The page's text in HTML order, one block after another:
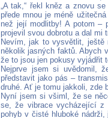
„A tak,“ řekl kněz a znovu
přede mnou je méně
než její modlitby! A potom –
projevil svou dobrotu a dal mi
Nevím, jak to vysvětlit,
několik jasných faktů. Abych
že to jsou jen pokusy vyjádřit
Nejprve jsem si uvědomil,
představit jako pás –
druhé. Ať je tomu jakkoli, zde
Nyní jsem si všiml, že se
se, že vibrace vycházející z
pohyb v čisté hluboké